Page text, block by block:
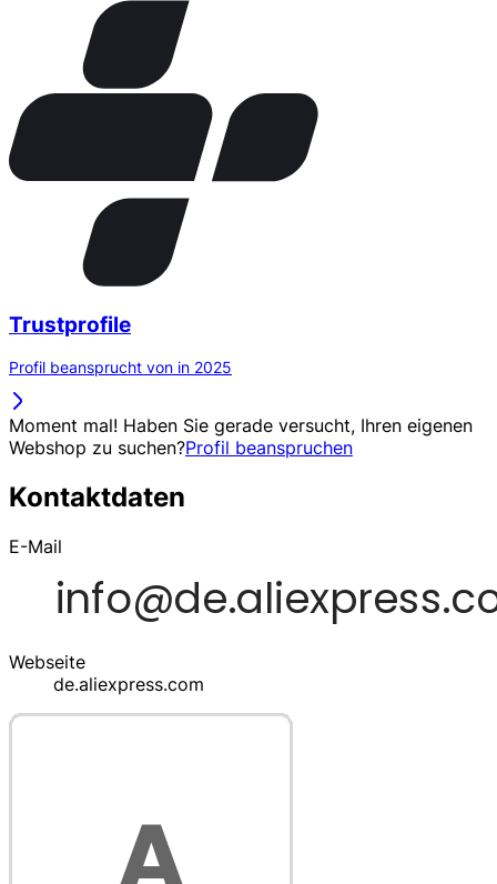
Trustprofile
Profil beansprucht von in 2025
Moment mal! Haben Sie gerade versucht, Ihren eigenen
Webshop zu suchen?Profil beanspruchen
Kontaktdaten
E-Mail
Webseite
de.aliexpress.com